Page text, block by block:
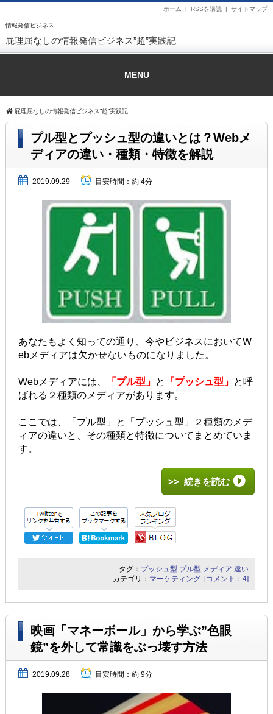
情報発信ビジネス
サイトマップ
RSSを購読 |
ホーム |
屁理屈なしの情報発信ビジネス”超”実践記
MENU
屁理屈なしの情報発信ビジネス”超”実践記
プル型とプッシュ型の違いとは？Webメ
ディアの違い・種類・特徴を解説
2019.09.29 目安時間： 約 4分
あなたもよく知っての通り、今やビジネスにおいてW
ebメディアは欠かせないものになりました。
Webメディアには、 「プル型」 と 「プッシュ型」 と呼
ばれる２種類のメディアがあります。
ここでは、
「プル型」と「プッシュ型」２種類のメデ
ィアの違いと、その種類と特徴についてまとめていま
す。
>> 続きを読む
タグ： プッシュ型 プル型 メディア 違い
カテゴリ： マーケティング [コメント：4]
映画「マネーボール」から学ぶ”色眼
鏡”を外して常識をぶっ壊す方法
2019.09.28 目安時間： 約 9分